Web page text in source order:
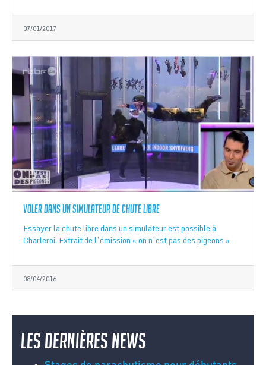
07/01/2017
Voler dans un simulateur de chute libre
Essayer la chute libre dans un simulateur est possible à
Charleroi. Extrait de l’émission « on n’est pas des pigeons »
08/04/2016
Les dernières news